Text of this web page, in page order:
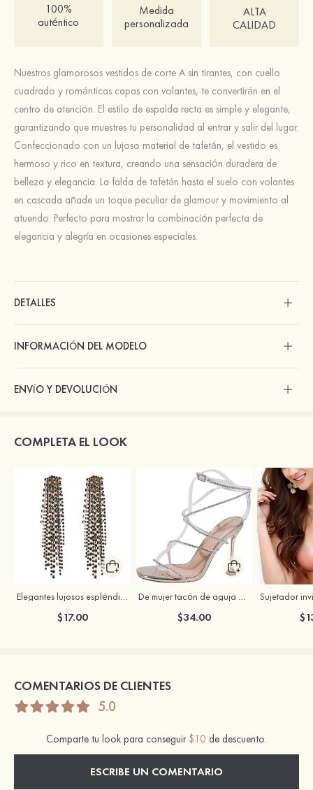
100%
auténtico
Medida
personalizada
ALTA
CALIDAD
Nuestros glamorosos vestidos de corte A sin tirantes, con cuello
cuadrado y románticas capas con volantes, te convertirán en el
centro de atención. El estilo de espalda recta es simple y elegante,
garantizando que muestres tu personalidad al entrar y salir del lugar.
Confeccionado con un lujoso material de tafetán, el vestido es
hermoso y rico en textura, creando una sensación duradera de
belleza y elegancia. La falda de tafetán hasta el suelo con volantes
en cascada añade un toque peculiar de glamour y movimiento al
atuendo. Perfecto para mostrar la combinación perfecta de
elegancia y alegría en ocasiones especiales.
DETALLES
INFORMACIÓN DEL MODELO
ENVÍO Y DEVOLUCIÓN
COMPLETA EL LOOK
$17.00 $34.00
COMENTARIOS DE CLIENTES
5.0
Comparte tu look para conseguir $10 de descuento.
ESCRIBE UN COMENTARIO